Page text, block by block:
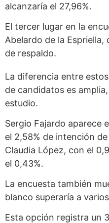
alcanzaría el 27,96%.
El tercer lugar en la
Abelardo de la
de respaldo.
La diferencia entre
de candidatos es
estudio.
Sergio Fajardo aparece
el 2,58% de intención
Claudia López, con el
el 0,43%.
La encuesta también
blanco superaría a
Esta opción registra un